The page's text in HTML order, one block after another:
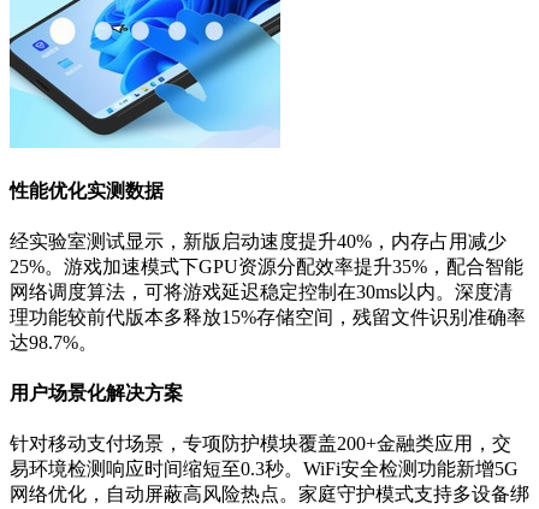
性能优化实测数据
经实验室测试显示，新版启动速度提升40%，内存占用减少
25%。游戏加速模式下GPU资源分配效率提升35%，配合智能
网络调度算法，可将游戏延迟稳定控制在30ms以内。深度清
理功能较前代版本多释放15%存储空间，残留文件识别准确率
达98.7%。
用户场景化解决方案
针对移动支付场景，专项防护模块覆盖200+金融类应用，交
易环境检测响应时间缩短至0.3秒。WiFi安全检测功能新增5G
网络优化，自动屏蔽高风险热点。家庭守护模式支持多设备绑